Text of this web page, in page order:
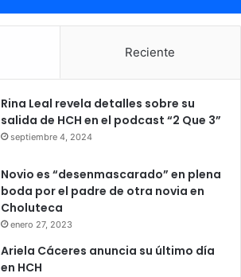
Reciente
Rina Leal revela detalles sobre su
salida de HCH en el podcast “2 Que 3”
septiembre 4, 2024
Novio es “desenmascarado” en plena
boda por el padre de otra novia en
Choluteca
enero 27, 2023
Ariela Cáceres anuncia su último día
en HCH